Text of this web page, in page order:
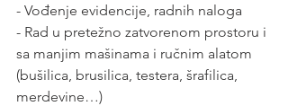
- Vođenje evidencije, radnih naloga
- Rad u pretežno zatvorenom prostoru i
sa manjim mašinama i ručnim alatom
(bušilica, brusilica, testera, šrafilica,
merdevine…)